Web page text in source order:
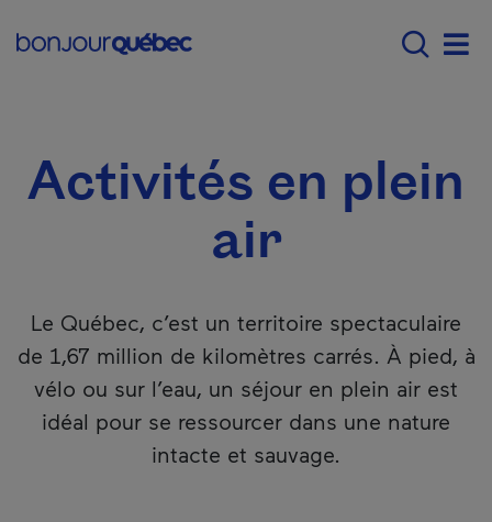
Main navigation -
Quoi faire au Québec Activités en plein
Activités en plein
air
Le Québec, c’est un territoire spectaculaire
de 1,67 million de kilomètres carrés. À pied, à
vélo ou sur l’eau, un séjour en plein air est
idéal pour se ressourcer dans une nature
intacte et sauvage.